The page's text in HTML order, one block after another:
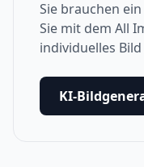
Sie brauchen
Sie mit dem All
individuelles
KI-